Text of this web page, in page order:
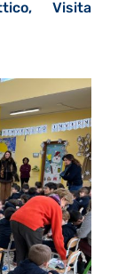
Visita